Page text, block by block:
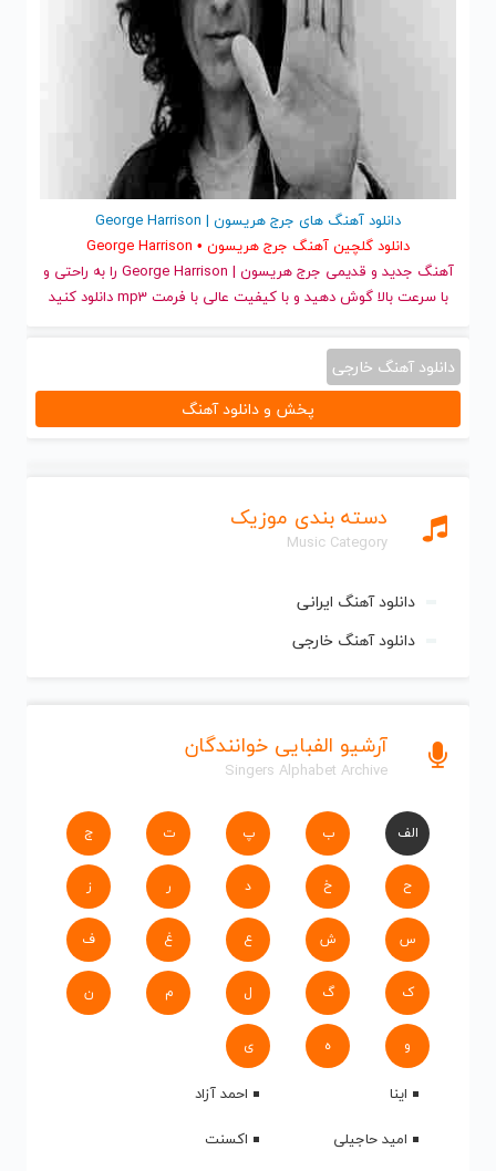
دسته بندی موزیک
Music Category
دانلود آهنگ ایرانی
دانلود آهنگ خارجی
آرشیو الفبایی خوانندگان
Singers Alphabet Archive
الف ب پ ت ج
ح خ د ر ز
س ش ع غ ف
ک گ ل م ن
و ه ی
اینا
احمد آزاد
امید حاجیلی
اکسنت
دانلود آهنگ های جرج هریسون | George Harrison
دانلود گلچین آهنگ جرج هریسون • George Harrison
آهنگ جدید
و قدیمی جرج هریسون | George Harrison را به راحتی و
با سرعت بالا گوش دهید و با کیفیت عالی با فرمت mp3 دانلود کنید
دانلود آهنگ خارجی
پخش و دانلود آهنگ